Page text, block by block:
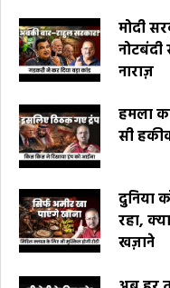
मोदी
नोटबंदी
नाराज़
हमला
सी
दुनिया
रहा,
खज़ाने